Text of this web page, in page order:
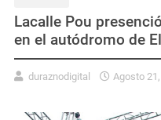
Lacalle Pou
en el autódromo de
duraznodigital Agosto